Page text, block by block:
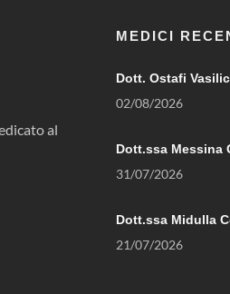
al
MEDICI
Dott. Ostafi
02/08/2026
Dott.ssa Messina
31/07/2026
Dott.ssa Midulla
21/07/2026